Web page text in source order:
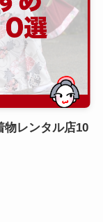
物レンタル店10